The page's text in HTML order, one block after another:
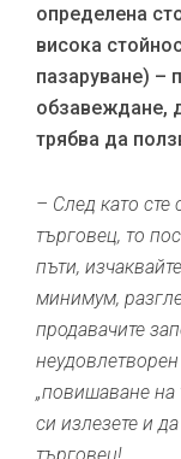
определена
висока
пазаруване) –
обзавеждане,
трябва да
– След като сте
търговец, то
пъти,
минимум,
продавачите
неудовлетворен
„повишаване на
си излезете и